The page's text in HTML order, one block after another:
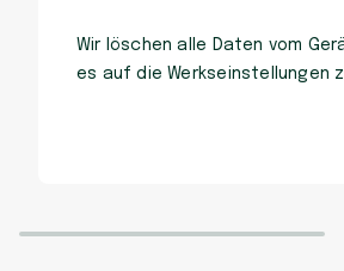
Wir löschen alle Daten vom
es auf die Werkseinstellungen